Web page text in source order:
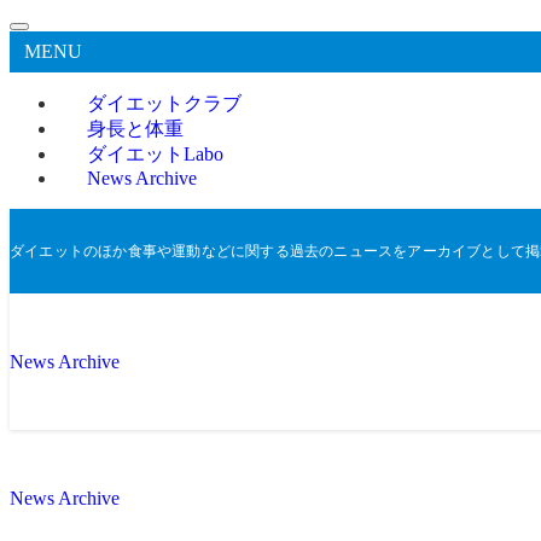
MENU
ダイエットクラブ
身長と体重
ダイエットLabo
News Archive
ダイエットのほか食事や運動などに関する過去のニュースをアーカイブとして
News Archive
News Archive